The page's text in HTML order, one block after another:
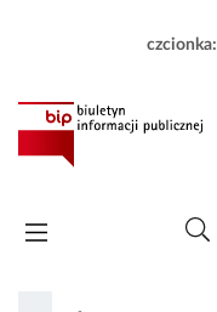
czcionka: